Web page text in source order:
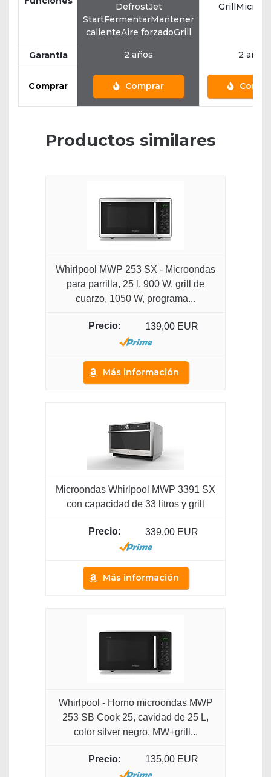
DefrostJet
StartFermentarMantener
calienteAire forzadoGrill
Garantía 2 años 2 años
Comprar Comprar
Productos similares
Whirlpool MWP 253 SX - Microondas
para parrilla, 25 l, 900 W, grill de
cuarzo, 1050 W, programa...
139,00 EUR
Más información
Microondas Whirlpool MWP 3391 SX
con capacidad de 33 litros y grill
339,00 EUR
Más información
Whirlpool - Horno microondas MWP
253 SB Cook 25, cavidad de 25 L,
color silver negro, MW+grill...
135,00 EUR